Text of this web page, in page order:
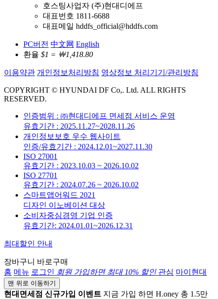
호스팅사업자 (주)현대디에프
대표번호 1811-6688
대표메일 hddfs_official@hddfs.com
PC버전 中文网 English
환율 $1 = ￦1,418.80
이용약관 개인정보처리방침 영상정보 처리기기/관리방침
COPYRIGHT © HYUNDAI DF Co,. Ltd. ALL RIGHTS
RESERVED.
인증범위 : ㈜현대디에프 면세점 서비스 운영
유효기간 : 2025.11.27~2028.11.26
개인정보보호 우수 웹사이트
인증/유효기간 : 2024.12.01~2027.11.30
ISO 27001
유효기간 : 2023.10.03 ~ 2026.10.02
ISO 27701
유효기간 : 2024.07.26 ~ 2026.10.02
스마트앱어워드 2021
디자인 이노베이션 대상
소비자중심경영 기업 인증
유효기간: 2024.01.01~2026.12.31
최대할인 안내
장바구니 바로구매
홈 메뉴 로그인 회원 가입하면 최대 10% 할인 관심 마이현대
맨 위로 이동하기
현대면세점 신규가입 이벤트 지금 가입 하면 H.oney 총 1.5만